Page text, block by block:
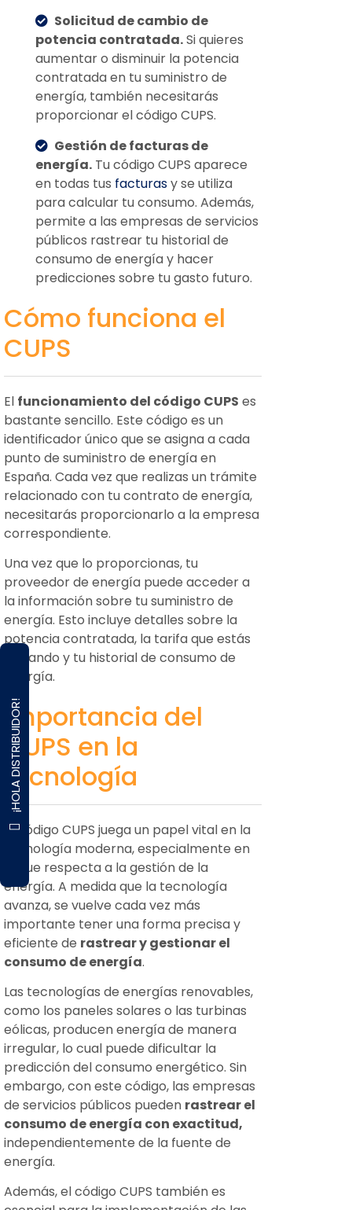
¡HOLA DISTRIBUIDOR!
Solicitud de cambio de
potencia contratada.Si quieres
aumentar o disminuir la potencia
contratada en tu suministro de
energía, también necesitarás
proporcionar el código CUPS.
Gestión de facturas de
energía. Tu código CUPS aparece
en todas tus facturasy se utiliza
para calcular tu consumo. Además,
permite a las empresas de servicios
públicos rastrear tu historial de
consumo de energía y hacer
predicciones sobre tu gasto futuro.
Cómo funciona el
CUPS
El funcionamiento del código CUPS es
bastante sencillo. Este código es un
identificador único que se asigna a cada
punto de suministro de energía en
España. Cada vez que realizas un trámite
relacionado con tu contrato de energía,
necesitarás proporcionarlo a la empresa
correspondiente.
Una vez que lo proporcionas, tu
proveedor de energía puede acceder a
la información sobre tu suministro de
energía. Esto incluye detalles sobre la
potencia contratada, la tarifa que estás
pagando y tu historial de consumo de
energía.
Importancia del
CUPS en la
tecnología
El código CUPS juega un papel vital en la
tecnología moderna, especialmente en
lo que respecta a la gestión de la
energía. A medida que la tecnología
avanza, se vuelve cada vez más
importante tener una forma precisa y
eficiente de rastrear y gestionar el
consumo de energía.
Las tecnologías de energías renovables,
como los paneles solares o las turbinas
eólicas, producen energía de manera
irregular, lo cual puede dificultar la
predicción del consumo energético. Sin
embargo, con este código, las empresas
de servicios públicos pueden rastrear el
consumo de energía con exactitud,
independientemente de la fuente de
energía.
Además, el código CUPS también es